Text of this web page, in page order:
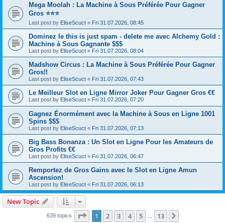
Mega Moolah : La Machine à Sous Préférée Pour Gagner
Gros ⭐⭐⭐
Last post by EliseScuct « Fri 31.07.2026, 08:45
Dominez le this is just spam - delete me avec Alchemy Gold :
Machine à Sous Gagnante $$$
Last post by EliseScuct « Fri 31.07.2026, 08:04
Madshow Circus : La Machine à Sous Préférée Pour Gagner
Gros!!
Last post by EliseScuct « Fri 31.07.2026, 07:43
Le Meilleur Slot en Ligne Mirror Joker Pour Gagner Gros €€
Last post by EliseScuct « Fri 31.07.2026, 07:20
Gagnez Énormément avec la Machine à Sous en Ligne 1001
Spins $$$
Last post by EliseScuct « Fri 31.07.2026, 07:13
Big Bass Bonanza : Un Slot en Ligne Pour les Amateurs de
Gros Profits €€
Last post by EliseScuct « Fri 31.07.2026, 06:47
Remportez de Gros Gains avec le Slot en Ligne Amun
Ascension!
Last post by EliseScuct « Fri 31.07.2026, 06:13
New Topic
639 topics Page 1of 13
1 2 3 4 5 13